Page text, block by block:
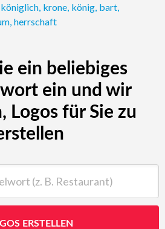
königlich krone könig bart
herrschaft
ein beliebiges
ein und wir
Logos für Sie zu
ERSTELLEN